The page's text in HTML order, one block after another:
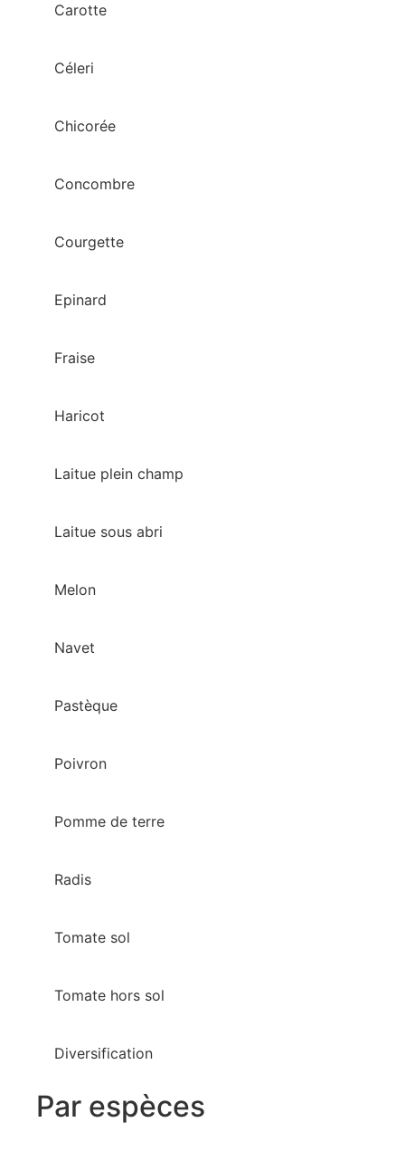
Carotte
Céleri
Chicorée
Concombre
Courgette
Epinard
Fraise
Haricot
Laitue plein champ
Laitue sous abri
Melon
Navet
Pastèque
Poivron
Pomme de terre
Radis
Tomate sol
Tomate hors sol
Diversification
Par espèces